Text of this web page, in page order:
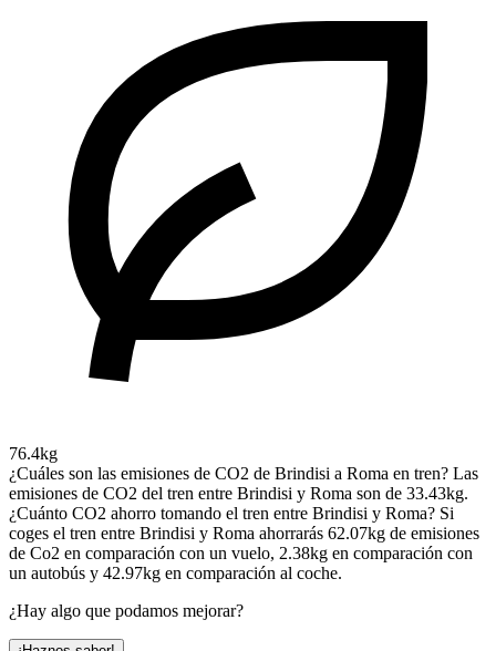
76.4kg
¿Cuáles son las emisiones de CO2 de Brindisi a Roma en tren? Las
emisiones de CO2 del tren entre Brindisi y Roma son de 33.43kg.
¿Cuánto CO2 ahorro tomando el tren entre Brindisi y Roma? Si
coges el tren entre Brindisi y Roma ahorrarás 62.07kg de emisiones
de Co2 en comparación con un vuelo, 2.38kg en comparación con
un autobús y 42.97kg en comparación al coche.
¿Hay algo que podamos mejorar?